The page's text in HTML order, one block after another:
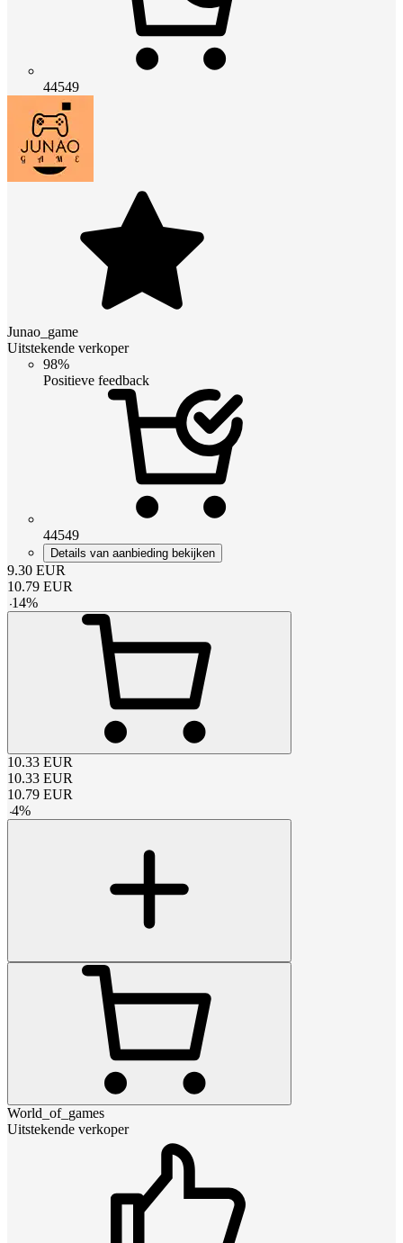
44549
Junao_game
Uitstekende verkoper
98%
Positieve feedback
44549
Details van aanbieding bekijken
9.30 EUR
10.79 EUR
-14%
10.33 EUR
10.33 EUR
10.79 EUR
-4%
World_of_games
Uitstekende verkoper